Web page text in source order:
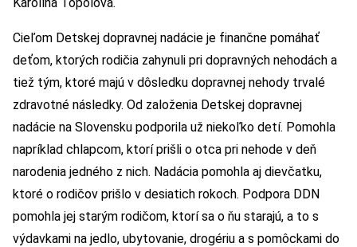
Cieľom Detskej dopravnej nadácie je finančne pomáhať
deťom, ktorých rodičia zahynuli pri dopravných nehodách a
tiež tým, ktoré majú v dôsledku dopravnej nehody trvalé
zdravotné následky. Od založenia Detskej dopravnej
nadácie na Slovensku podporila už niekoľko detí. Pomohla
napríklad chlapcom, ktorí prišli o otca pri nehode v deň
narodenia jedného z nich. Nadácia pomohla aj dievčatku,
ktoré o rodičov prišlo v desiatich rokoch. Podpora DDN
pomohla jej starým rodičom, ktorí sa o ňu starajú, a to s
výdavkami na jedlo, ubytovanie, drogériu a s pomôckami do